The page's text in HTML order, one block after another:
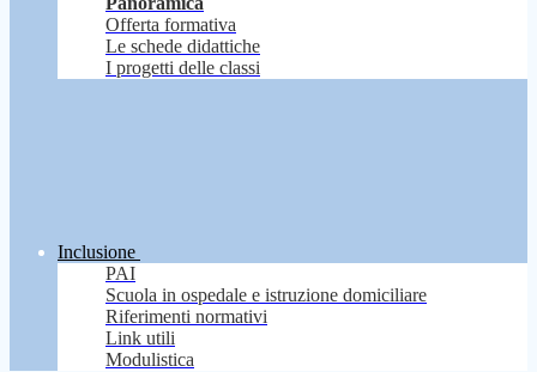
Offerta formativa
Le schede didattiche
I progetti delle classi
Inclusione
PAI
Scuola in ospedale e istruzione domiciliare
Riferimenti normativi
Link utili
Modulistica